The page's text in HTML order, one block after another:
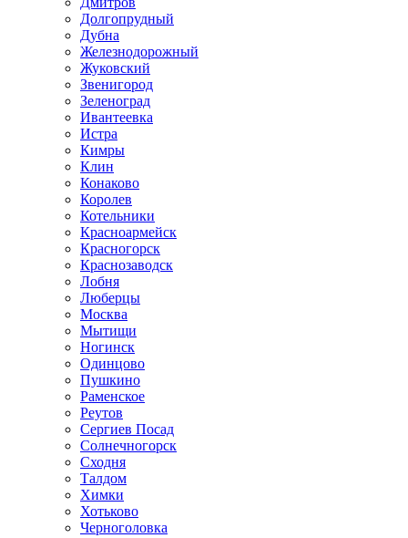
Долгопрудный
Дубна
Железнодорожный
Жуковский
Звенигород
Зеленоград
Ивантеевка
Истра
Кимры
Клин
Конаково
Королев
Котельники
Красноармейск
Красногорск
Краснозаводск
Лобня
Люберцы
Москва
Мытищи
Ногинск
Одинцово
Пушкино
Раменское
Реутов
Сергиев Посад
Солнечногорск
Сходня
Талдом
Химки
Хотьково
Черноголовка